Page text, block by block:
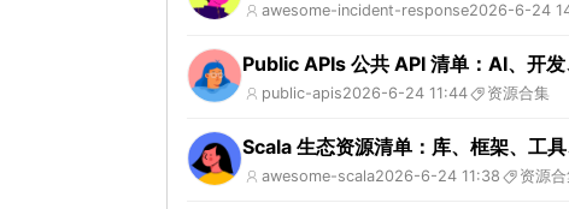
awesome-incident-response2026-6-24
Public APIs 公共 API 清单：AI、开
public-apis2026-6-24 11:44 资源合集
Scala 生态资源清单：库、框架、工
awesome-scala2026-6-24 11:38 资源合